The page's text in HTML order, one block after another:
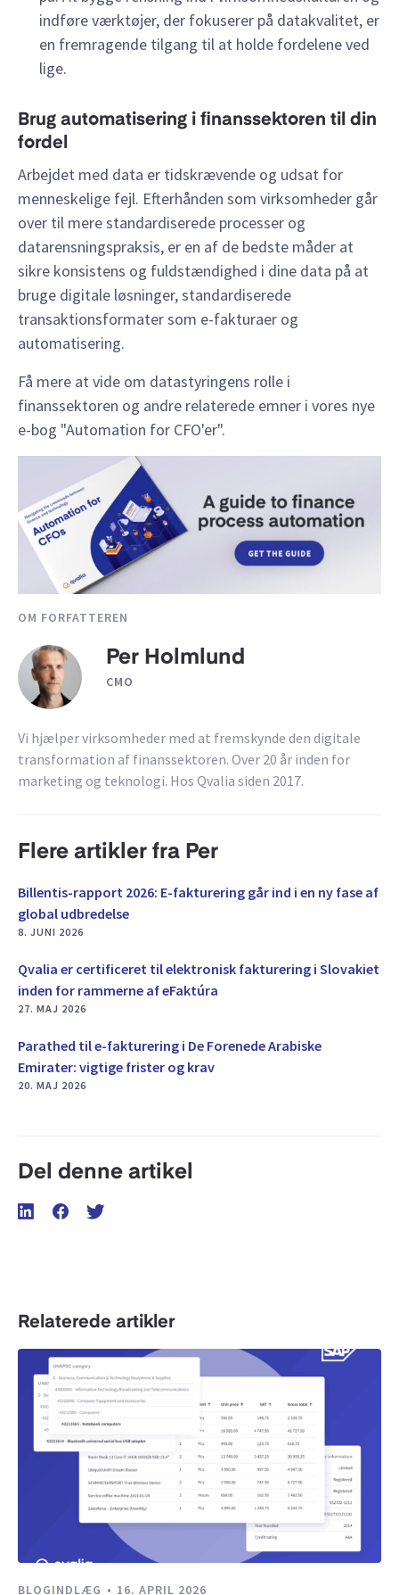
indføre værktøjer, der fokuserer på datakvalitet, er
en fremragende tilgang til at holde fordelene ved
lige.
Brug automatisering i finanssektoren til din
fordel
Arbejdet med data er tidskrævende og udsat for
menneskelige fejl. Efterhånden som virksomheder går
over til mere standardiserede processer og
datarensningspraksis, er en af de bedste måder at
sikre konsistens og fuldstændighed i dine data på at
bruge digitale løsninger, standardiserede
transaktionsformater som e-fakturaer og
automatisering.
Få mere at vide om datastyringens rolle i
finanssektoren og andre relaterede emner i vores nye
e-bog "Automation for CFO'er".
OM FORFATTEREN
Per Holmlund
CMO
Vi hjælper virksomheder med at fremskynde den digitale
transformation af finanssektoren. Over 20 år inden for
marketing og teknologi. Hos Qvalia siden 2017.
Flere artikler fra Per
Billentis-rapport 2026: E-fakturering går ind i en ny fase af
global udbredelse
8. JUNI 2026
Qvalia er certificeret til elektronisk fakturering i Slovakiet
inden for rammerne af eFaktúra
27. MAJ 2026
Parathed til e-fakturering i De Forenede Arabiske
Emirater: vigtige frister og krav
20. MAJ 2026
Del denne artikel
Relaterede artikler
BLOGINDLÆG 16. APRIL 2026